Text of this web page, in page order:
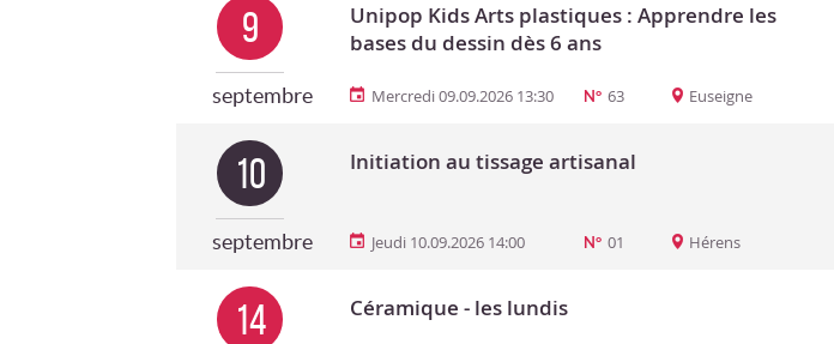
9
septembre
Unipop Kids Arts plastiques : Apprendre les
bases du dessin dès 6 ans
Mercredi 09.09.2026 13:30 Euseigne
N° 63
10
septembre
Initiation au tissage artisanal
Jeudi 10.09.2026 14:00 Hérens
N° 01
14 Céramique - les lundis